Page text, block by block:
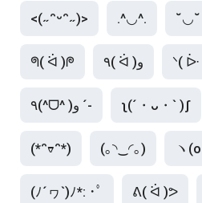
<(˶ᵔᵕᵔ˶)> .^◡^. ˘◡˘
ᖗ( ᐛ )ᖘ ٩( ᐛ )و ᐠ( ᐕ
٩(^ᗜ^ )و ´- ʅ(´・ᴗ・` )ʃ
(*ᵔᢦᵔ*) (｡◝‿◜｡) ヽ
(ﾉ´ヮ`)ﾉ*: ･ﾟ ᕕ( ᐛ )ᕗ